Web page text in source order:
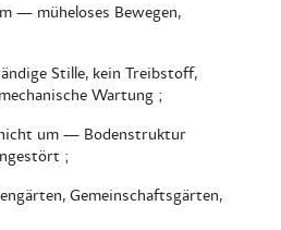
— müheloses Bewegen,
Stille, kein Treibstoff,
Wartung ;
um — Bodenstruktur
;
Gemeinschaftsgärten,